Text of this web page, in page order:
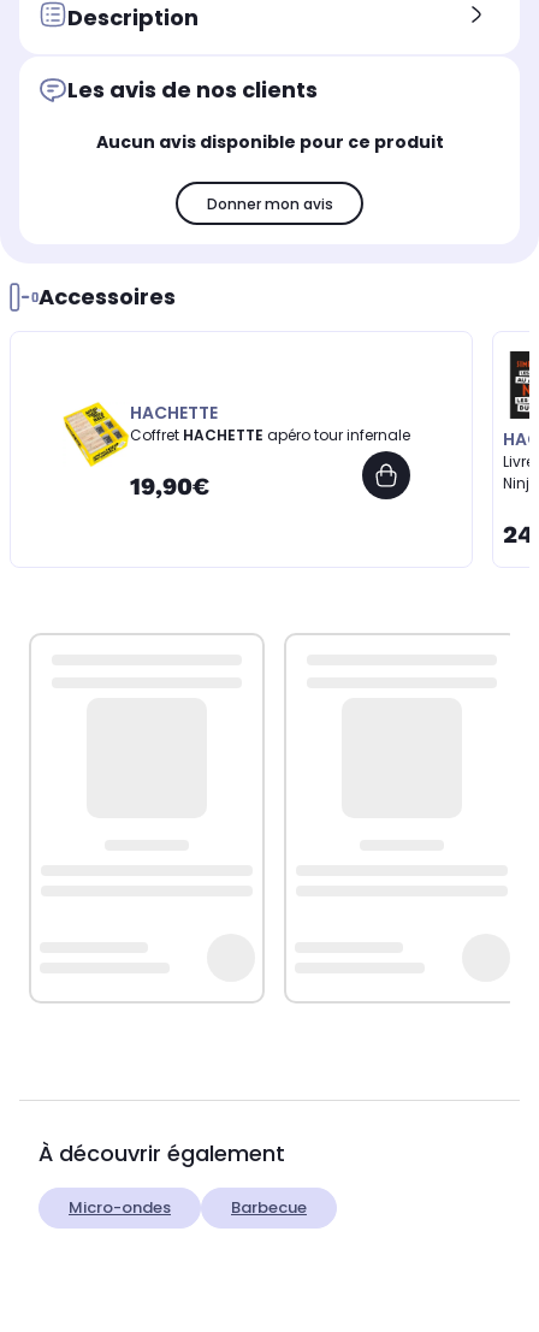
Description
Les avis de nos clients
Aucun avis disponible pour ce produit
Donner mon avis
Accessoires
HACHETTE
Coffret HACHETTE apéro tour infernale
19,90€
Ninja
À découvrir également
Micro-ondes Barbecue